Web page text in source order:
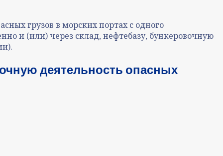
грузов в морских портах с одного
и (или) через склад, нефтебазу, бункеровочную
деятельность опасных